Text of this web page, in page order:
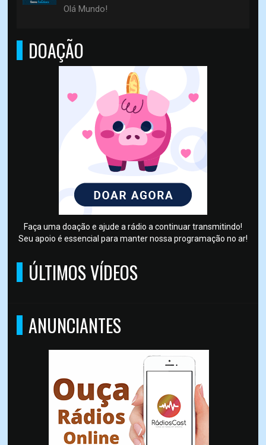
Olá Mundo!
DOAÇÃO
Faça uma doação e ajude a rádio a continuar transmitindo!
Seu apoio é essencial para manter nossa programação no ar!
ÚLTIMOS VÍDEOS
ANUNCIANTES